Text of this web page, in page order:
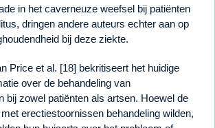
in het caverneuze weefsel bij patiënten
dringen andere auteurs echter aan op
bij deze ziekte.
Price et al. [18] bekritiseert het huidige
over de behandeling van
bij zowel patiënten als artsen. Hoewel de
erectiestoornissen behandeling wilden,